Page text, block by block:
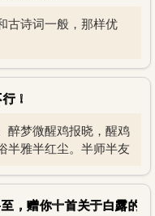
古诗词一般，那样优
！
醉梦微醒鸡报晓，醒鸡
半雅半红尘。半师半友
，赠你十首关于白露的